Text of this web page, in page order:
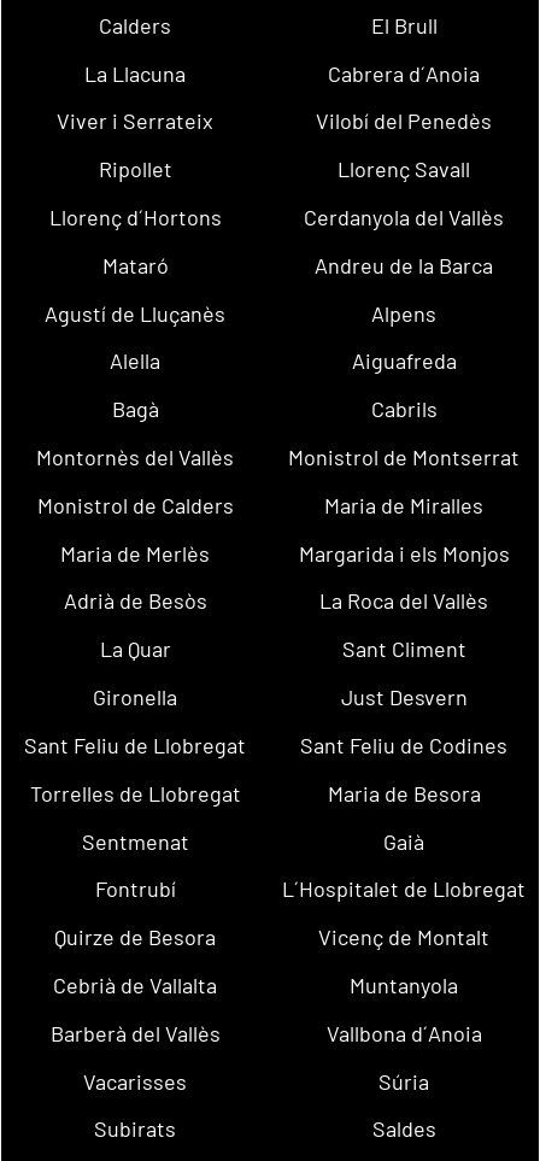
Calders
El Brull
La Llacuna
Cabrera d´Anoia
Viver i Serrateix
Vilobí del Penedès
Ripollet
Llorenç Savall
Llorenç d´Hortons
Cerdanyola del Vallès
Mataró
Andreu de la Barca
Agustí de Lluçanès
Alpens
Alella
Aiguafreda
Bagà
Cabrils
Montornès del Vallès
Monistrol de Montserrat
Monistrol de Calders
Maria de Miralles
Maria de Merlès
Margarida i els Monjos
Adrià de Besòs
La Roca del Vallès
La Quar
Sant Climent
Gironella
Just Desvern
Sant Feliu de Llobregat
Sant Feliu de Codines
Torrelles de Llobregat
Maria de Besora
Sentmenat
Gaià
Fontrubí
L´Hospitalet de Llobregat
Quirze de Besora
Vicenç de Montalt
Cebrià de Vallalta
Muntanyola
Barberà del Vallès
Vallbona d´Anoia
Vacarisses
Súria
Subirats
Saldes